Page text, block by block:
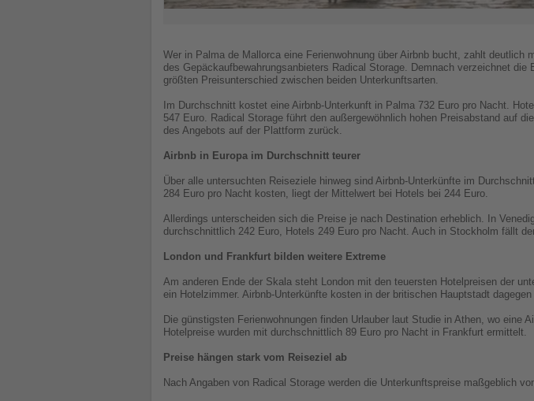
Wer in Palma de Mallorca eine Ferienwohnung über Airbnb bucht, zahlt
des Gepäckaufbewahrungsanbieters Radical Storage. Demnach verzeichnet
größten Preisunterschied zwischen beiden Unterkunftsarten.
Im Durchschnitt kostet eine Airbnb-Unterkunft in Palma 732 Euro pro Nacht.
547 Euro. Radical Storage führt den außergewöhnlich hohen Preisabstand auf
des Angebots auf der Plattform zurück.
Airbnb in Europa im Durchschnitt teurer
Über alle untersuchten Reiseziele hinweg sind Airbnb-Unterkünfte im
284 Euro pro Nacht kosten, liegt der Mittelwert bei Hotels bei 244 Euro.
Allerdings unterscheiden sich die Preise je nach Destination erheblich. In
durchschnittlich 242 Euro, Hotels 249 Euro pro Nacht. Auch in Stockholm fällt
London und Frankfurt bilden weitere Extreme
Am anderen Ende der Skala steht London mit den teuersten Hotelpreisen der
ein Hotelzimmer. Airbnb-Unterkünfte kosten in der britischen Hauptstadt
Die günstigsten Ferienwohnungen finden Urlauber laut Studie in Athen, wo
Hotelpreise wurden mit durchschnittlich 89 Euro pro Nacht in Frankfurt ermittelt.
Preise hängen stark vom Reiseziel ab
Nach Angaben von Radical Storage werden die Unterkunftspreise maßgeblich